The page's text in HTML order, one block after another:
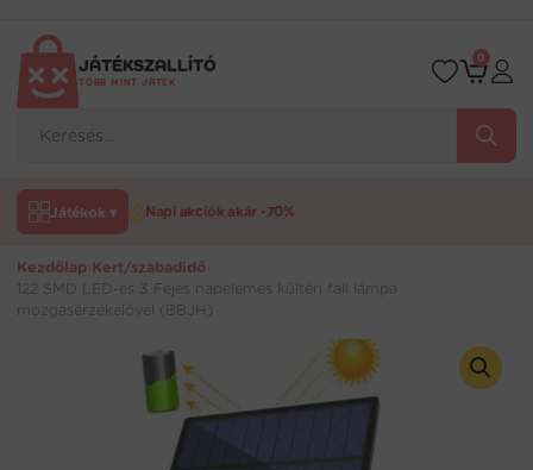
tartalomraJÁTÉKSZALLÍTÓ
TÖBB MINT JÁTÉK
search
0
Játékok ▾ Napi akciók akár -70%
Kezdőlap Kert/szabadidő
122 SMD LED-es 3 Fejes napelemes kültéri fali lámpa
mozgásérzékelővel (BBJH)